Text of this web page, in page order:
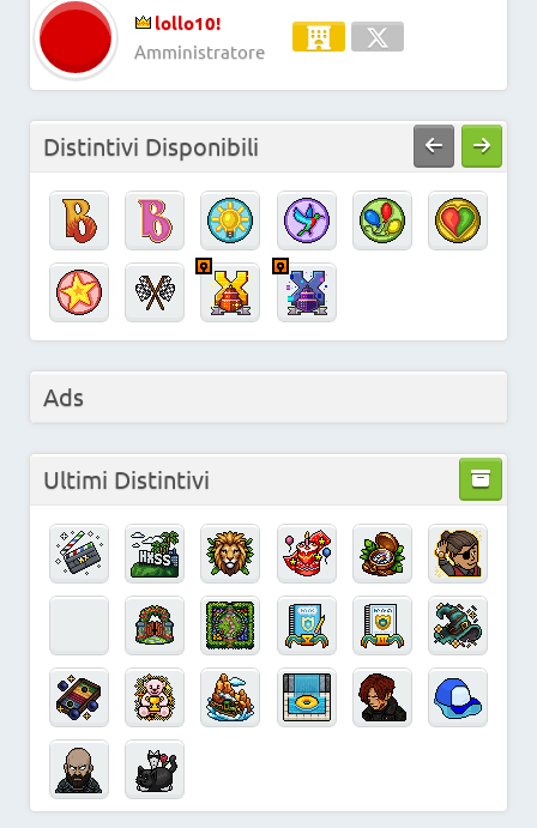
lollo10!
Amministratore
Distintivi Disponibili
Ads
Ultimi Distintivi